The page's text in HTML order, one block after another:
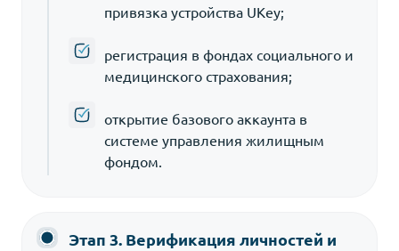
привязка устройства UKey;
регистрация в фондах социального и
медицинского страхования;
открытие базового аккаунта в
системе управления жилищным
фондом.
Этап 3. Верификация личностей и